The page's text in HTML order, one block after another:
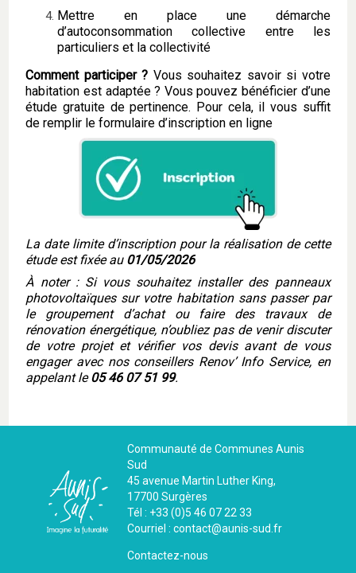
Mettre en place une démarche
d’autoconsommation collective entre les
particuliers et la collectivité
Comment participer ? Vous souhaitez savoir si votre
habitation est adaptée ? Vous pouvez bénéficier d’une
étude gratuite de pertinence. Pour cela, il vous suffit
de remplir le formulaire d’inscription en ligne
La date limite d’inscription pour la réalisation de cette
étude est fixée au 01/05/2026
À noter : Si vous souhaitez installer des panneaux
photovoltaïques sur votre habitation sans passer par
le groupement d’achat ou faire des travaux de
rénovation énergétique, n’oubliez pas de venir discuter
de votre projet et vérifier vos devis avant de vous
engager avec nos conseillers Renov’ Info Service, en
appelant le05 46 07 51 99.
Communauté de Communes Aunis
Sud
45 avenue Martin Luther King,
17700 Surgères
Tél : +33 (0)5 46 07 22 33
Courriel : contact@aunis-sud.fr
Contactez-nous